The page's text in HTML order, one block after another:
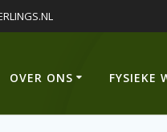
OVER ONS FYSIEKE